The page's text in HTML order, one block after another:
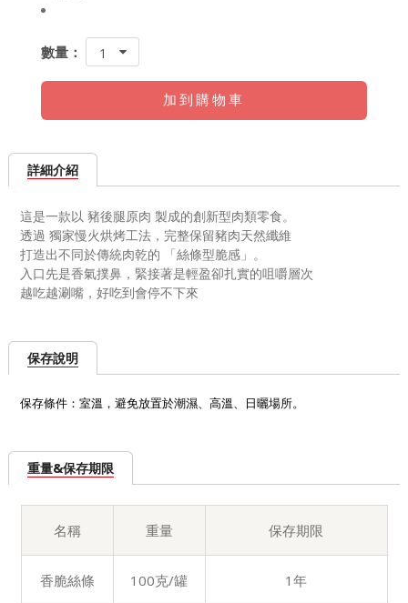
數量： 1
加到購物車
詳細介紹
這是一款以 豬後腿原肉 製成的創新型肉類零食。
透過 獨家慢火烘烤工法，完整保留豬肉天然纖維
打造出不同於傳統肉乾的 「絲條型脆感」。
入口先是香氣撲鼻，緊接著是輕盈卻扎實的咀嚼層次
越吃越涮嘴，好吃到會停不下來
保存說明
保存條件：室溫，避免放置於潮濕、高溫、日曬場所。
重量&保存期限
名稱 重量 保存期限
香脆絲條 100克/罐 1年